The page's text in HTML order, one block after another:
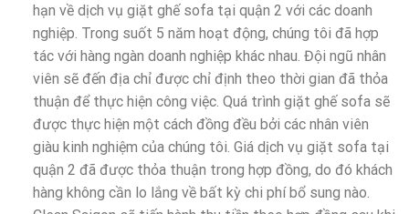
hạn về dịch vụ giặt ghế sofa tại quận 2 với các doanh
nghiệp. Trong suốt 5 năm hoạt động, chúng tôi đã hợp
tác với hàng ngàn doanh nghiệp khác nhau. Đội ngũ nhân
viên sẽ đến địa chỉ được chỉ định theo thời gian đã thỏa
thuận để thực hiện công việc. Quá trình giặt ghế sofa sẽ
được thực hiện một cách đồng đều bởi các nhân viên
giàu kinh nghiệm của chúng tôi. Giá dịch vụ giặt sofa tại
quận 2 đã được thỏa thuận trong hợp đồng, do đó khách
hàng không cần lo lắng về bất kỳ chi phí bổ sung nào.